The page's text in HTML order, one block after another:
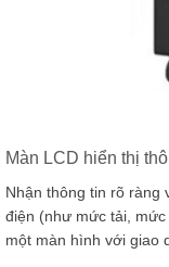
Màn LCD hiển thị
Nhận thông tin rõ ràng
điện (như mức tải,
một màn hình với giao